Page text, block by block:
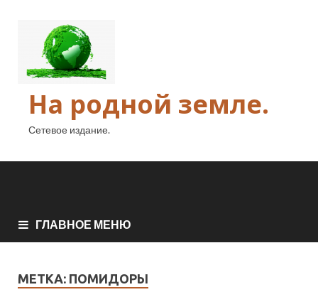
На родной земле.
Сетевое издание.
ГЛАВНОЕ МЕНЮ
МЕТКА: ПОМИДОРЫ